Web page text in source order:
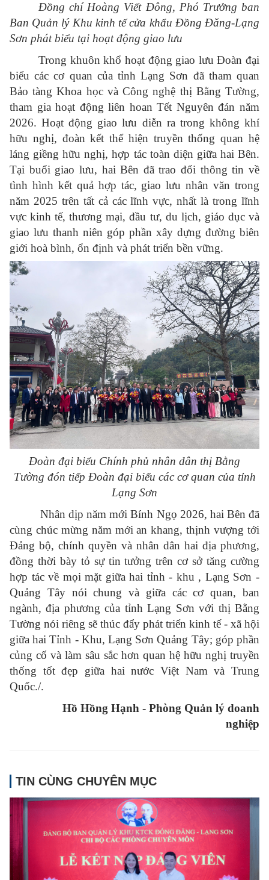
Đồng chí Hoàng Viết Đông, Phó Trưởng ban
Ban Quản lý Khu kinh tế cửa khẩu Đồng Đăng-Lạng
Sơn phát biểu tại hoạt động giao lưu
Trong khuôn khổ hoạt động giao lưu Đoàn đại
biểu các cơ quan của tỉnh Lạng Sơn đã tham quan
Bảo tàng Khoa học và Công nghệ thị Bằng Tường,
tham gia hoạt động liên hoan Tết Nguyên đán năm
2026. Hoạt động giao lưu diễn ra trong không khí
hữu nghị, đoàn kết thể hiện truyền thống quan hệ
láng giềng hữu nghị, hợp tác toàn diện giữa hai Bên.
Tại buổi giao lưu, hai Bên đã trao đổi thông tin về
tình hình kết quả hợp tác, giao lưu nhân văn trong
năm 2025 trên tất cả các lĩnh vực, nhất là trong lĩnh
vực kinh tế, thương mại, đầu tư, du lịch, giáo dục và
giao lưu thanh niên góp phần xây dựng đường biên
giới hoà bình, ổn định và phát triển bền vững.
Đoàn đại biểu Chính phủ nhân dân thị Bằng
Tường đón tiếp Đoàn đại biểu các cơ quan của tỉnh
Lạng Sơn
Nhân dịp năm mới Bính Ngọ 2026, hai Bên đã
cùng chúc mừng năm mới an khang, thịnh vượng tới
Đảng bộ, chính quyền và nhân dân hai địa phương,
đồng thời bày tỏ sự tin tưởng trên cơ sở tăng cường
hợp tác về mọi mặt giữa hai tỉnh - khu , Lạng Sơn -
Quảng Tây nói chung và giữa các cơ quan, ban
ngành, địa phương của tỉnh Lạng Sơn với thị Bằng
Tường nói riêng sẽ thúc đẩy phát triển kinh tế - xã hội
giữa hai Tỉnh - Khu, Lạng Sơn Quảng Tây; góp phần
củng cố và làm sâu sắc hơn quan hệ hữu nghị truyền
thống tốt đẹp giữa hai nước Việt Nam và Trung
Quốc./.
Hồ Hồng Hạnh - Phòng Quản lý doanh
nghiệp
TIN CÙNG CHUYÊN MỤC